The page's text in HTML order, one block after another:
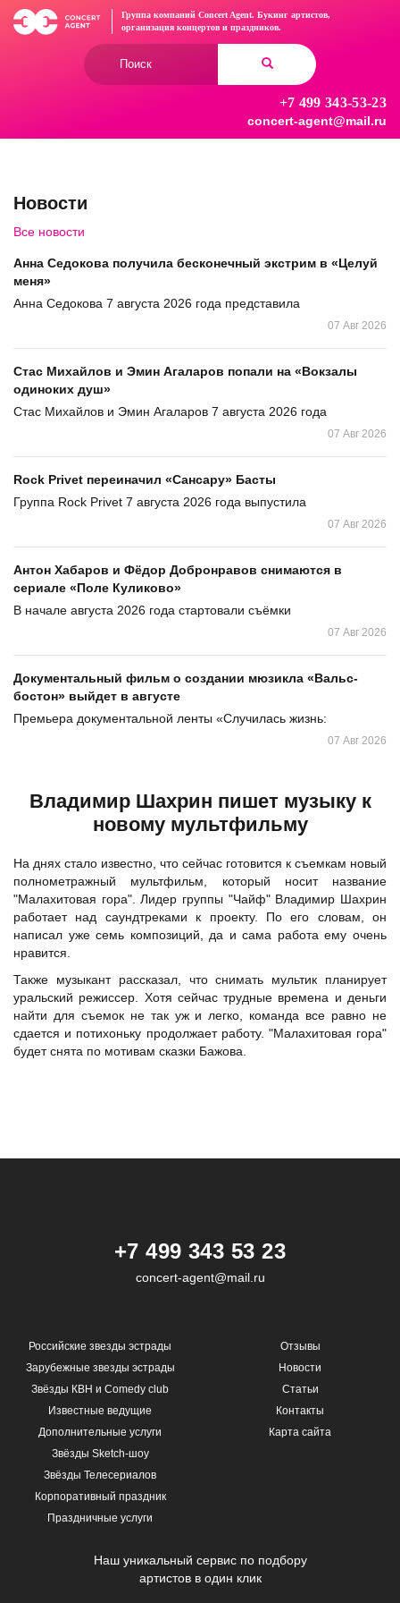
Перейти
Группа компаний Concert Agent. Букинг артистов,
организация концертов и праздников.
+7 499 343-53-23
concert-agent@mail.ru
Новости
Все новости
Анна Седокова получила бесконечный экстрим в «Целуй
меня»
Анна Седокова 7 августа 2026 года представила
07 Авг 2026
Стас Михайлов и Эмин Агаларов попали на «Вокзалы
одиноких душ»
Стас Михайлов и Эмин Агаларов 7 августа 2026 года
07 Авг 2026
Rock Privet переиначил «Сансару» Басты
Группа Rock Privet 7 августа 2026 года выпустила
07 Авг 2026
Антон Хабаров и Фёдор Добронравов снимаются в
сериале «Поле Куликово»
В начале августа 2026 года стартовали съёмки
07 Авг 2026
Документальный фильм о создании мюзикла «Вальс-
бостон» выйдет в августе
Премьера документальной ленты «Случилась жизнь:
07 Авг 2026
Владимир Шахрин пишет музыку к
новому мультфильму
На днях стало известно, что сейчас готовится к съемкам новый
полнометражный мультфильм, который носит название
"Малахитовая гора". Лидер группы "Чайф"Владимир Шахрин
работает над саундтреками к проекту. По его словам, он
написал уже семь композиций, да и сама работа ему очень
нравится.
Также музыкант рассказал, что снимать мультик планирует
уральский режиссер. Хотя сейчас трудные времена и деньги
найти для съемок не так уж и легко, команда все равно не
сдается и потихоньку продолжает работу. "Малахитовая гора"
будет снята по мотивам сказки Бажова.
+7 499 343 53 23
concert-agent@mail.ru
Российские звезды эстрады
Зарубежные звезды эстрады
Звёзды КВН и Comedy club
Известные ведущие
Дополнительные услуги
Звёзды Sketch-шоу
Звёзды Телесериалов
Корпоративный праздник
Праздничные услуги
Отзывы
Новости
Статьи
Контакты
Карта сайта
Наш уникальный сервис по подбору
артистов в один клик